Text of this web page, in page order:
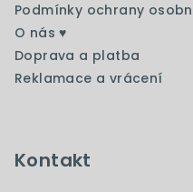
Podmínky ochrany
O nás ♥️
Doprava a platba
Reklamace a vrácení
Kontakt